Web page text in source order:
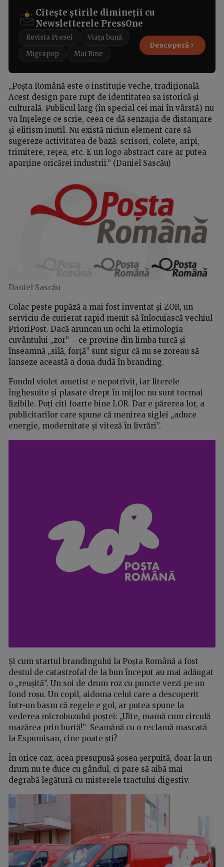
Citește știrile dimineții cu
Newsletterele PressOne
Revista Presei
Viața bună
Migrapop
Mai Bine
Descoperă
„Poșta Română este o instituție veche, tradițională.
Acest design pare rupt de identitatea sa istorică și
culturală. Publicul larg (în special cei mai în vârstă) nu
va înțelege ce scrie, ceea ce dă senzația de distanțare
și elitism inutil. Nu există niciun element care să
sugereze activitatea de bază: scrisori, colete, aripi,
trimitere, rețea, etc. E un logo abstract care ar putea
aparține oricărei industrii.” (Daniel Sascău)
Daniel Sascău
Colac peste pupăză a mai fost inventat și ZOR, un
serviciu de curierat rapid menit să înlocuiască vechiul
PrioriPost. Dacă aruncau un ochi la etimologia
cuvântului „zor” – ce provine din limba turcă și
înseamnă „silă, forță” sunt sigur că nu se zoreau să
lanseze această a doua dudă în branding.
Fondul violet ametist e nepotrivit, iar literele
înghesuite și plasate drept în mijloc nu sunt tocmai
lizibile. Poți citi foarte bine LOR. Dar e părerea lor, a
publicitarilor care spune că menirea siglei „aduce
energie, modernitate și viteză în livrări”.
Și cum startul brandingului la Poșta Română a fost
destul de catastrofal de la bun început au mai adăugat
o „reușită”. Un soi de drum roz cu puncte verzi pe un
fond roșu. Un copil, aidoma celui care a descoperit
într-un basm că regele e gol, ar putea spune la
vederea microbuzului poștei: „Uite, mamă cum circulă
mazărea prin burtă!” Seamănă cu o reclamă mascată
la Espumisan, cine poate ști?
În orice caz, acea presupusă șosea șerpuită, doar la un
drum nu te duce cu gândul, ci pare să aibă mai
degrabă legătură cu misterele tractului digestiv.